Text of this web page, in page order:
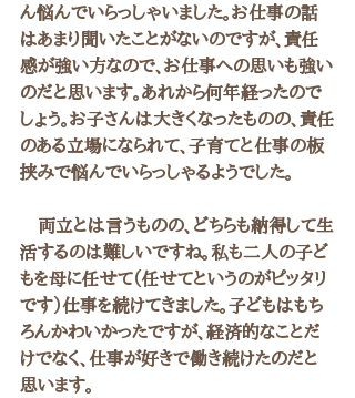
ん悩んでいらっしゃいました。お仕事の話
はあまり聞いたことがないのですが、責任
感が強い方なので、お仕事への思いも強い
のだと思います。あれから何年経ったので
しょう。お子さんは大きくなったものの、責任
のある立場になられて、子育てと仕事の板
挟みで悩んでいらっしゃるようでした。
両立とは言うものの、どちらも納得して生
活するのは難しいですね。私も二人の子ど
もを母に任せて（任せてというのがピッタリ
です）仕事を続けてきました。子どもはもち
ろんかわいかったですが、経済的なことだ
けでなく、仕事が好きで働き続けたのだと
思います。